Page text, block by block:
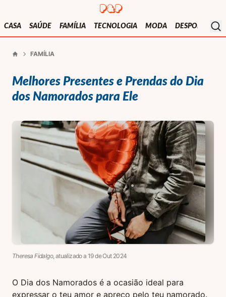
Presentes e Prendas
CASA SAÚDE FAMÍLIA TECNOLOGIA MODA DESPORTO
FAMÍLIA
Melhores Presentes e Prendas do Dia
dos Namorados para Ele
Theresa Fidalgo, atualizado a19deOut 2024
O Dia dos Namorados é a ocasião ideal para
expressar o teu amor e apreço pelo teu namorado.